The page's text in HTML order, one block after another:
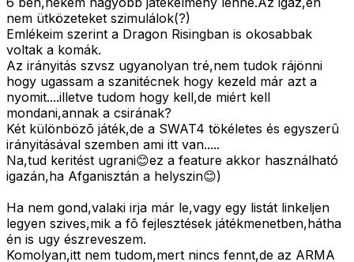
nem ütközeteket szimulálok(?)
Emlékeim szerint a Dragon Risingban is okosabbak
voltak a komák.
Az irányitás szvsz ugyanolyan tré,nem tudok rájönni
hogy ugassam a szanitécnek hogy kezeld már azt a
nyomit....illetve tudom hogy kell,de miért kell
mondani,annak a csirának?
Két különbözõ játék,de a SWAT4 tökéletes és egyszerû
irányitásával szemben ami itt van.....
Na,tud keritést ugrani😊ez a feature akkor használható
igazán,ha Afganisztán a helyszin😊)
Ha nem gond,valaki irja már le,vagy egy listát linkeljen
legyen szives,mik a fõ fejlesztések játékmenetben,hátha
én is ugy észreveszem.
Komolyan,itt nem tudom,mert nincs fennt,de az ARMA